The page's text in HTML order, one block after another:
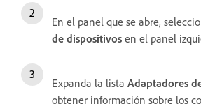
En el panel que se abre,
de dispositivos en el panel
Expanda la lista Adaptadores
obtener información sobre los